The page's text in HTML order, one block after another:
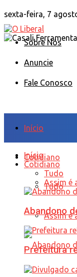
sexta-feira, 7
Sobre Nós
Anuncie
Fale Conosco
Início
Cotidiano
Tudo
Assim é
Início
Cotidiano
Tudo
Assim é
Abandono
Prefeitura